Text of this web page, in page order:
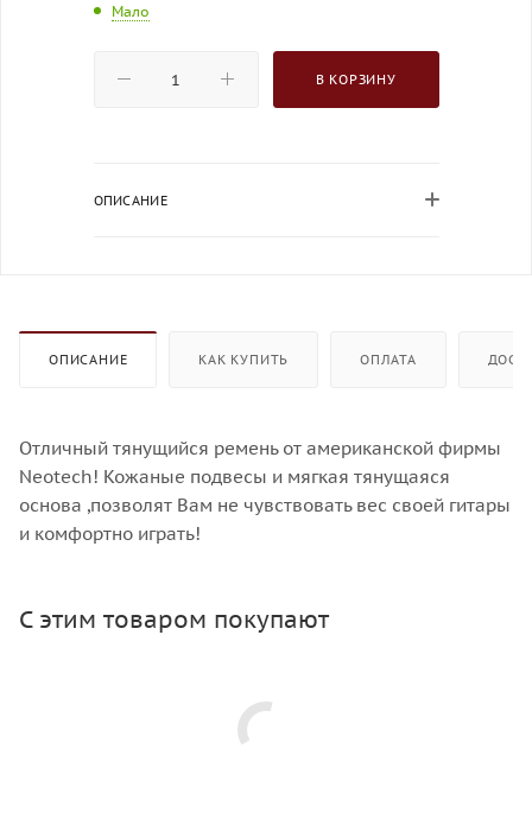
Мало
В КОРЗИНУ
ОПИСАНИЕ
ОПИСАНИЕ КАК КУПИТЬ ОПЛАТА
Отличный тянущийся ремень от американской фирмы
Neotech! Кожаные подвесы и мягкая тянущаяся
основа ,позволят Вам не чувствовать вес своей гитары
и комфортно играть!
С этим товаром покупают